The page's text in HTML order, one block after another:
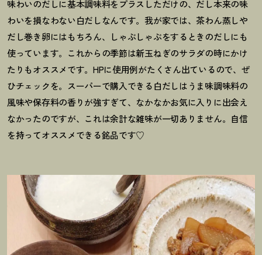
味わいのだしに基本調味料をプラスしただけの、だし本来の味
わいを損なわない白だしなんです。我が家では、茶わん蒸しや
だし巻き卵にはもちろん、しゃぶしゃぶをするときのだしにも
使っています。これからの季節は新玉ねぎのサラダの時にかけ
たりもオススメです。HPに使用例がたくさん出ているので、ぜ
ひチェックを。スーパーで購入できる白だしはうま味調味料の
風味や保存料の香りが強すぎて、なかなかお気に入りに出会え
なかったのですが、これは余計な雑味が一切ありません。自信
を持ってオススメできる銘品です♡